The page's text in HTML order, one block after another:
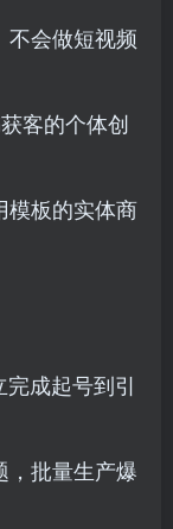
不会做短视频
客的个体创
模板的实体商
成起号到引
，批量生产爆